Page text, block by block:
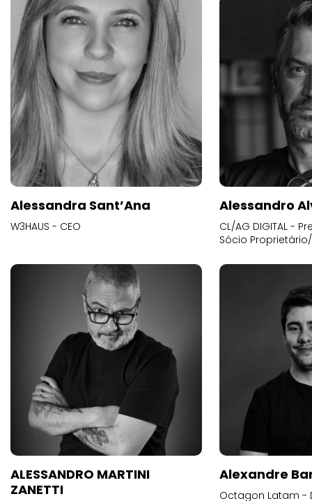
Alessandra Sant’Ana
W3HAUS - CEO
Alessandro
CL/AG DIGITAL -
Sócio
ALESSANDRO MARTINI
ZANETTI
Alexandre
Octagon Latam -